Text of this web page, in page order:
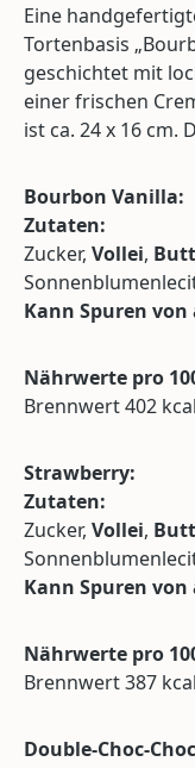
Eine
Tortenbasis
geschichtet mit
einer frischen
ist ca. 24 x 16
Bourbon Vanilla:
Zutaten:
Zucker, Vollei,
Kann Spuren
Nährwerte pro
Brennwert 402
Strawberry:
Zutaten:
Zucker, Vollei,
Kann Spuren
Nährwerte pro
Brennwert 387
Double-Choc-